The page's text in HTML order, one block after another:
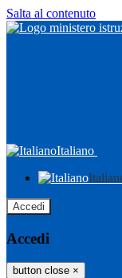
Salta al contenuto
Italiano
Accedi
Accedi
button close ×